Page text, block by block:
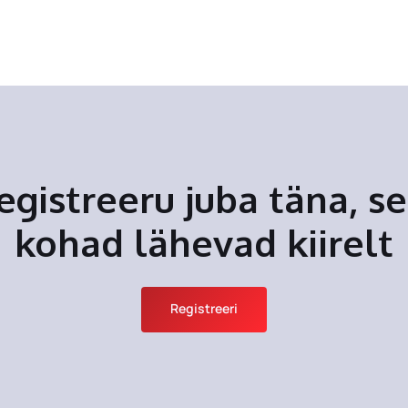
juba täna,
kohad lähevad kiirelt
Registreeri